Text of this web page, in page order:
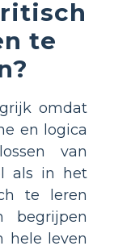
te
omdat
en logica
van
als in het
te leren
begrijpen
hele leven